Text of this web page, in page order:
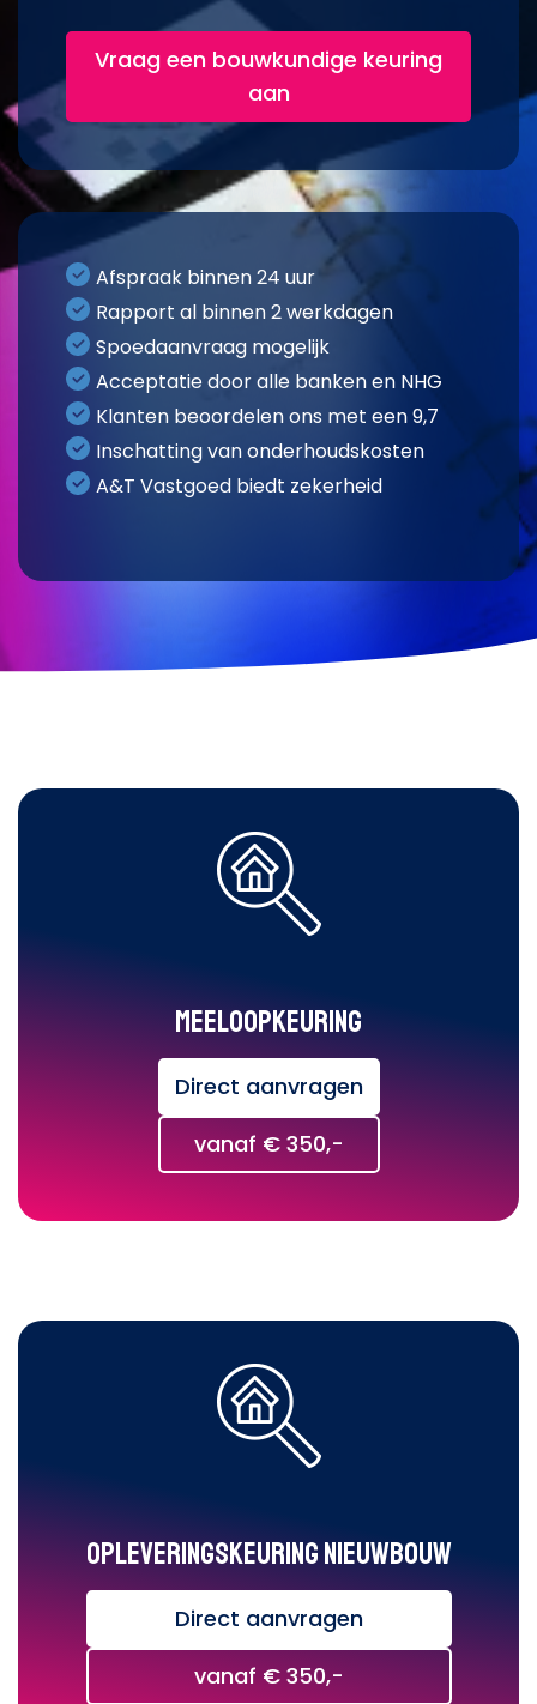
Vraag een bouwkundige keuring
aan
Afspraak binnen 24 uur
Rapport al binnen 2 werkdagen
Spoedaanvraag mogelijk
Acceptatie door alle banken en NHG
Klanten beoordelen ons met een 9,7
Inschatting van onderhoudskosten
A&T Vastgoed biedt zekerheid
Meeloopkeuring
Direct aanvragen
vanaf € 350,-
Opleveringskeuring nieuwbouw
Direct aanvragen
vanaf € 350,-